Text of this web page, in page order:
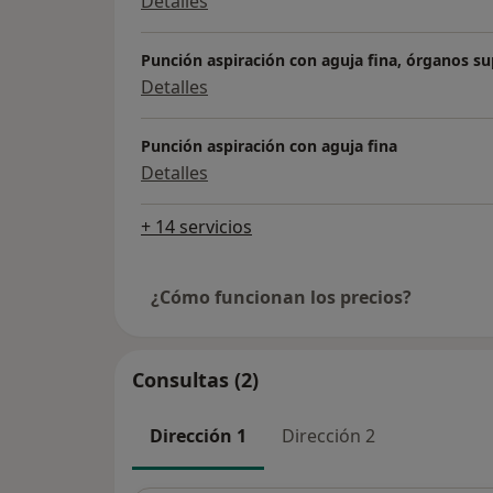
Punción aspiración con aguja fina, órganos
Detalles
Punción aspiración con aguja fina
Detalles
+ 14 servicios
¿Cómo funcionan los precios?
Consultas (2)
Dirección 1 Dirección 2